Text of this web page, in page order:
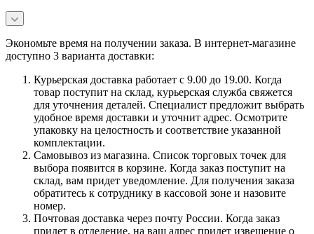
Экономьте время на получении заказа. В интернет-магазине
доступно 3 варианта доставки:
Курьерская доставка работает с 9.00 до 19.00. Когда
товар поступит на склад, курьерская служба свяжется
для уточнения деталей. Специалист предложит выбрать
удобное время доставки и уточнит адрес. Осмотрите
упаковку на целостность и соответствие указанной
комплектации.
Самовывоз из магазина. Список торговых точек для
выбора появится в корзине. Когда заказ поступит на
склад, вам придет уведомление. Для получения заказа
обратитесь к сотруднику в кассовой зоне и назовите
номер.
Почтовая доставка через почту России. Когда заказ
придет в отделение, на ваш адрес придет извещение о